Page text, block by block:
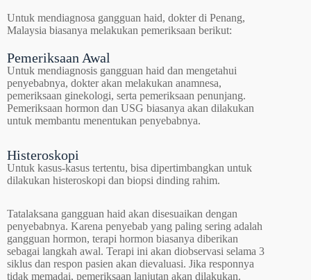
Untuk mendiagnosa gangguan haid, dokter di Penang,
Malaysia biasanya melakukan pemeriksaan berikut:
Pemeriksaan Awal
Untuk mendiagnosis gangguan haid dan mengetahui
penyebabnya, dokter akan melakukan anamnesa,
pemeriksaan ginekologi, serta pemeriksaan penunjang.
Pemeriksaan hormon dan USG biasanya akan dilakukan
untuk membantu menentukan penyebabnya.
Histeroskopi
Untuk kasus-kasus tertentu, bisa dipertimbangkan untuk
dilakukan histeroskopi dan biopsi dinding rahim.
Tatalaksana gangguan haid akan disesuaikan dengan
penyebabnya. Karena penyebab yang paling sering adalah
gangguan hormon, terapi hormon biasanya diberikan
sebagai langkah awal. Terapi ini akan diobservasi selama 3
siklus dan respon pasien akan dievaluasi. Jika responnya
tidak memadai, pemeriksaan lanjutan akan dilakukan.